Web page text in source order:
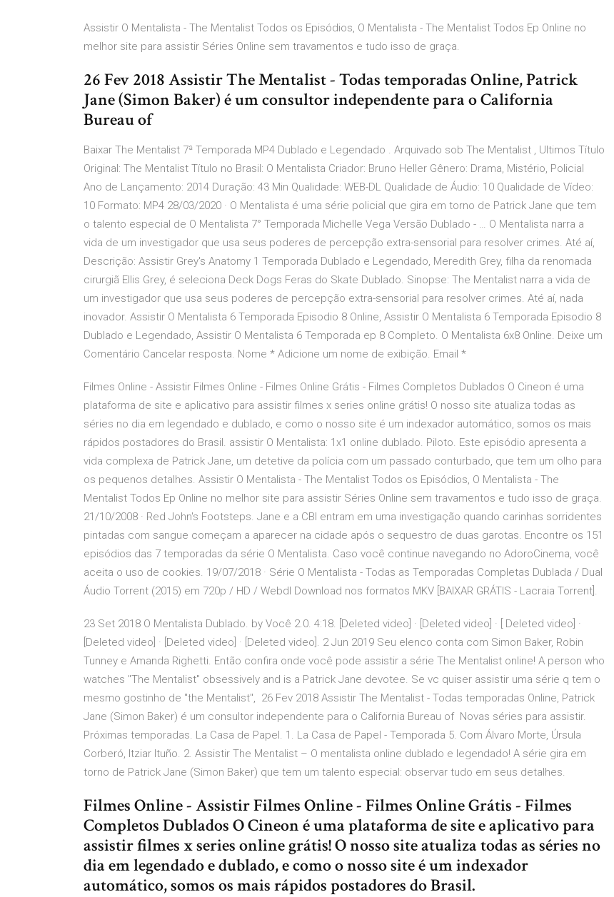
Assistir O Mentalista - The Mentalist Todos os Episódios, O Mentalista - The Mentalist Todos Ep Online no
melhor site para assistir Séries Online sem travamentos e tudo isso de graça.
26 Fev 2018 Assistir The Mentalist - Todas temporadas Online, Patrick
Jane (Simon Baker) é um consultor independente para o California
Bureau of
Baixar The Mentalist 7ª Temporada MP4 Dublado e Legendado . Arquivado sob The Mentalist , Ultimos Título
Original: The Mentalist Título no Brasil: O Mentalista Criador: Bruno Heller Gênero: Drama, Mistério, Policial
Ano de Lançamento: 2014 Duração: 43 Min Qualidade: WEB-DL Qualidade de Áudio: 10 Qualidade de Vídeo:
10 Formato: MP4 28/03/2020 · O Mentalista é uma série policial que gira em torno de Patrick Jane que tem
o talento especial de O Mentalista 7° Temporada Michelle Vega Versão Dublado - … O Mentalista narra a
vida de um investigador que usa seus poderes de percepção extra-sensorial para resolver crimes. Até aí,
Descrição: Assistir Grey's Anatomy 1 Temporada Dublado e Legendado, Meredith Grey, filha da renomada
cirurgiã Ellis Grey, é seleciona Deck Dogs Feras do Skate Dublado. Sinopse: The Mentalist narra a vida de
um investigador que usa seus poderes de percepção extra-sensorial para resolver crimes. Até aí, nada
inovador. Assistir O Mentalista 6 Temporada Episodio 8 Online, Assistir O Mentalista 6 Temporada Episodio 8
Dublado e Legendado, Assistir O Mentalista 6 Temporada ep 8 Completo. O Mentalista 6x8 Online. Deixe um
Comentário Cancelar resposta. Nome * Adicione um nome de exibição. Email *
Filmes Online - Assistir Filmes Online - Filmes Online Grátis - Filmes Completos Dublados O Cineon é uma
plataforma de site e aplicativo para assistir filmes x series online grátis! O nosso site atualiza todas as
séries no dia em legendado e dublado, e como o nosso site é um indexador automático, somos os mais
rápidos postadores do Brasil. assistir O Mentalista: 1x1 online dublado. Piloto. Este episódio apresenta a
vida complexa de Patrick Jane, um detetive da polícia com um passado conturbado, que tem um olho para
os pequenos detalhes. Assistir O Mentalista - The Mentalist Todos os Episódios, O Mentalista - The
Mentalist Todos Ep Online no melhor site para assistir Séries Online sem travamentos e tudo isso de graça.
21/10/2008 · Red John's Footsteps. Jane e a CBI entram em uma investigação quando carinhas sorridentes
pintadas com sangue começam a aparecer na cidade após o sequestro de duas garotas. Encontre os 151
episódios das 7 temporadas da série O Mentalista. Caso você continue navegando no AdoroCinema, você
aceita o uso de cookies. 19/07/2018 · Série O Mentalista - Todas as Temporadas Completas Dublada / Dual
Áudio Torrent (2015) em 720p / HD / Webdl Download nos formatos MKV [BAIXAR GRÁTIS - Lacraia Torrent].
23 Set 2018 O Mentalista Dublado. by Você 2.0. 4:18. [Deleted video] · [Deleted video] · [ Deleted video] ·
[Deleted video] · [Deleted video] · [Deleted video]. 2 Jun 2019 Seu elenco conta com Simon Baker, Robin
Tunney e Amanda Righetti. Então confira onde você pode assistir a série The Mentalist online! A person who
watches "The Mentalist" obsessively and is a Patrick Jane devotee. Se vc quiser assistir uma série q tem o
mesmo gostinho de "the Mentalist", 26 Fev 2018 Assistir The Mentalist - Todas temporadas Online, Patrick
Jane (Simon Baker) é um consultor independente para o California Bureau of Novas séries para assistir.
Próximas temporadas. La Casa de Papel. 1. La Casa de Papel - Temporada 5. Com Álvaro Morte, Úrsula
Corberó, Itziar Ituño. 2. Assistir The Mentalist – O mentalista online dublado e legendado! A série gira em
torno de Patrick Jane (Simon Baker) que tem um talento especial: observar tudo em seus detalhes.
Filmes Online - Assistir Filmes Online - Filmes Online Grátis - Filmes
Completos Dublados O Cineon é uma plataforma de site e aplicativo para
assistir filmes x series online grátis! O nosso site atualiza todas as séries no
dia em legendado e dublado, e como o nosso site é um indexador
automático, somos os mais rápidos postadores do Brasil.